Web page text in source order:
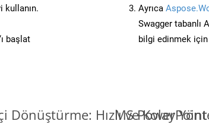
kullanın.
‘ı başlat
Ayrıca
Swagger tabanlı
bilgi edinmek
Dönüştürme: Hızlı ve Kolay
MS